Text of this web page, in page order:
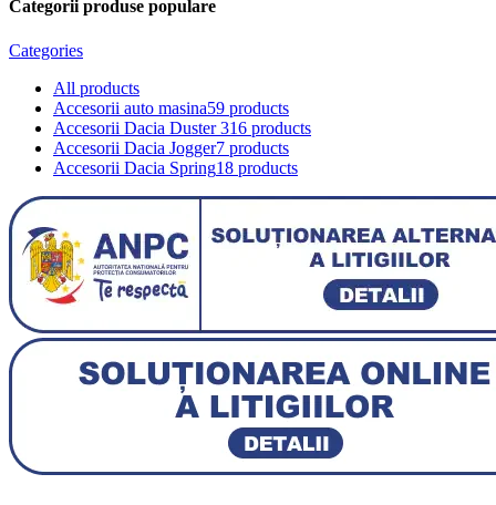
Categorii produse populare
Categories
All products
Accesorii auto masina59 products
Accesorii Dacia Duster 316 products
Accesorii Dacia Jogger7 products
Accesorii Dacia Spring18 products